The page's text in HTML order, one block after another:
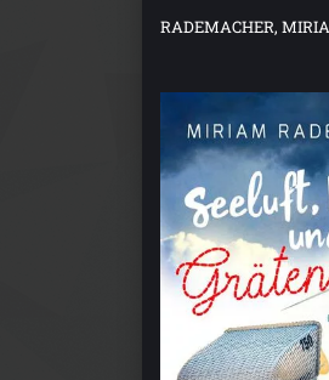
RADEMACHER,